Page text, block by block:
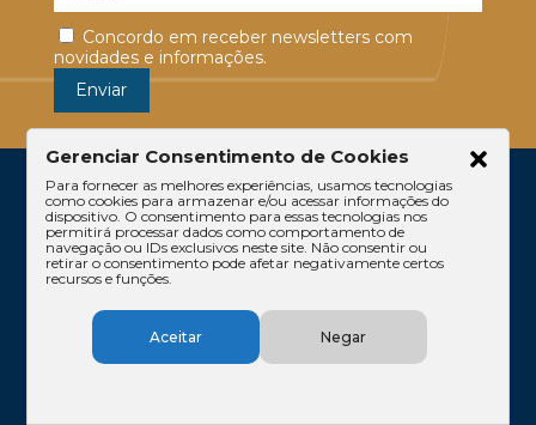
Concordo em receber newsletters com
novidades e informações.
Escritório
Equipe
Conteúdos
Contato
Código de Ética
Gerenciar Consentimento de Cookies
Para fornecer as melhores experiências, usamos tecnologias
como cookies para armazenar e/ou acessar informações do
dispositivo. O consentimento para essas tecnologias nos
permitirá processar dados como comportamento de
navegação ou IDs exclusivos neste site. Não consentir ou
retirar o consentimento pode afetar negativamente certos
recursos e funções.
Aceitar Negar